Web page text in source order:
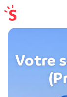
Votre